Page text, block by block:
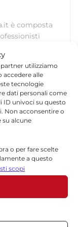
utilizziamo
accedere alle
tecnologie
dati personali come
ID univoci su questo
Non acconsentire o
su alcune
o per fare scelte
a questo
momento,
della Cookie
nella parte
scopi
è composta
contenuti
alla
sport. Un
garantisce